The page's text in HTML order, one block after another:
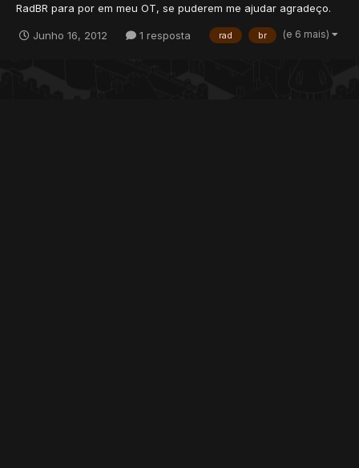
RadBR para por em meu OT, se puderem me ajudar agradeço.
Junho 16, 2012 1 resposta rad br (e 6 mais)